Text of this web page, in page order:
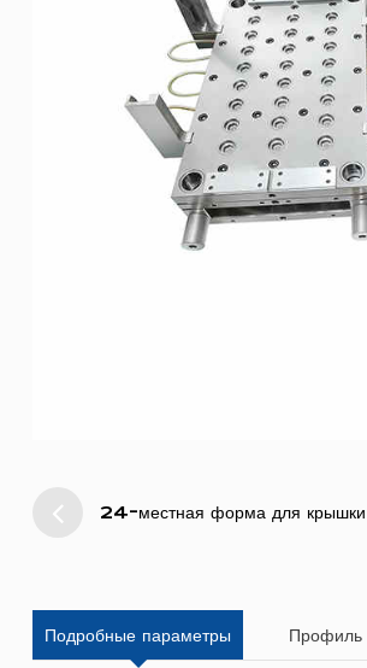
24-местная форма для крышки
Подробные параметры Профиль